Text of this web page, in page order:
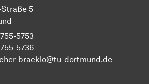
Straße 5
5753
5736
bracklo@tu-dortmund.de